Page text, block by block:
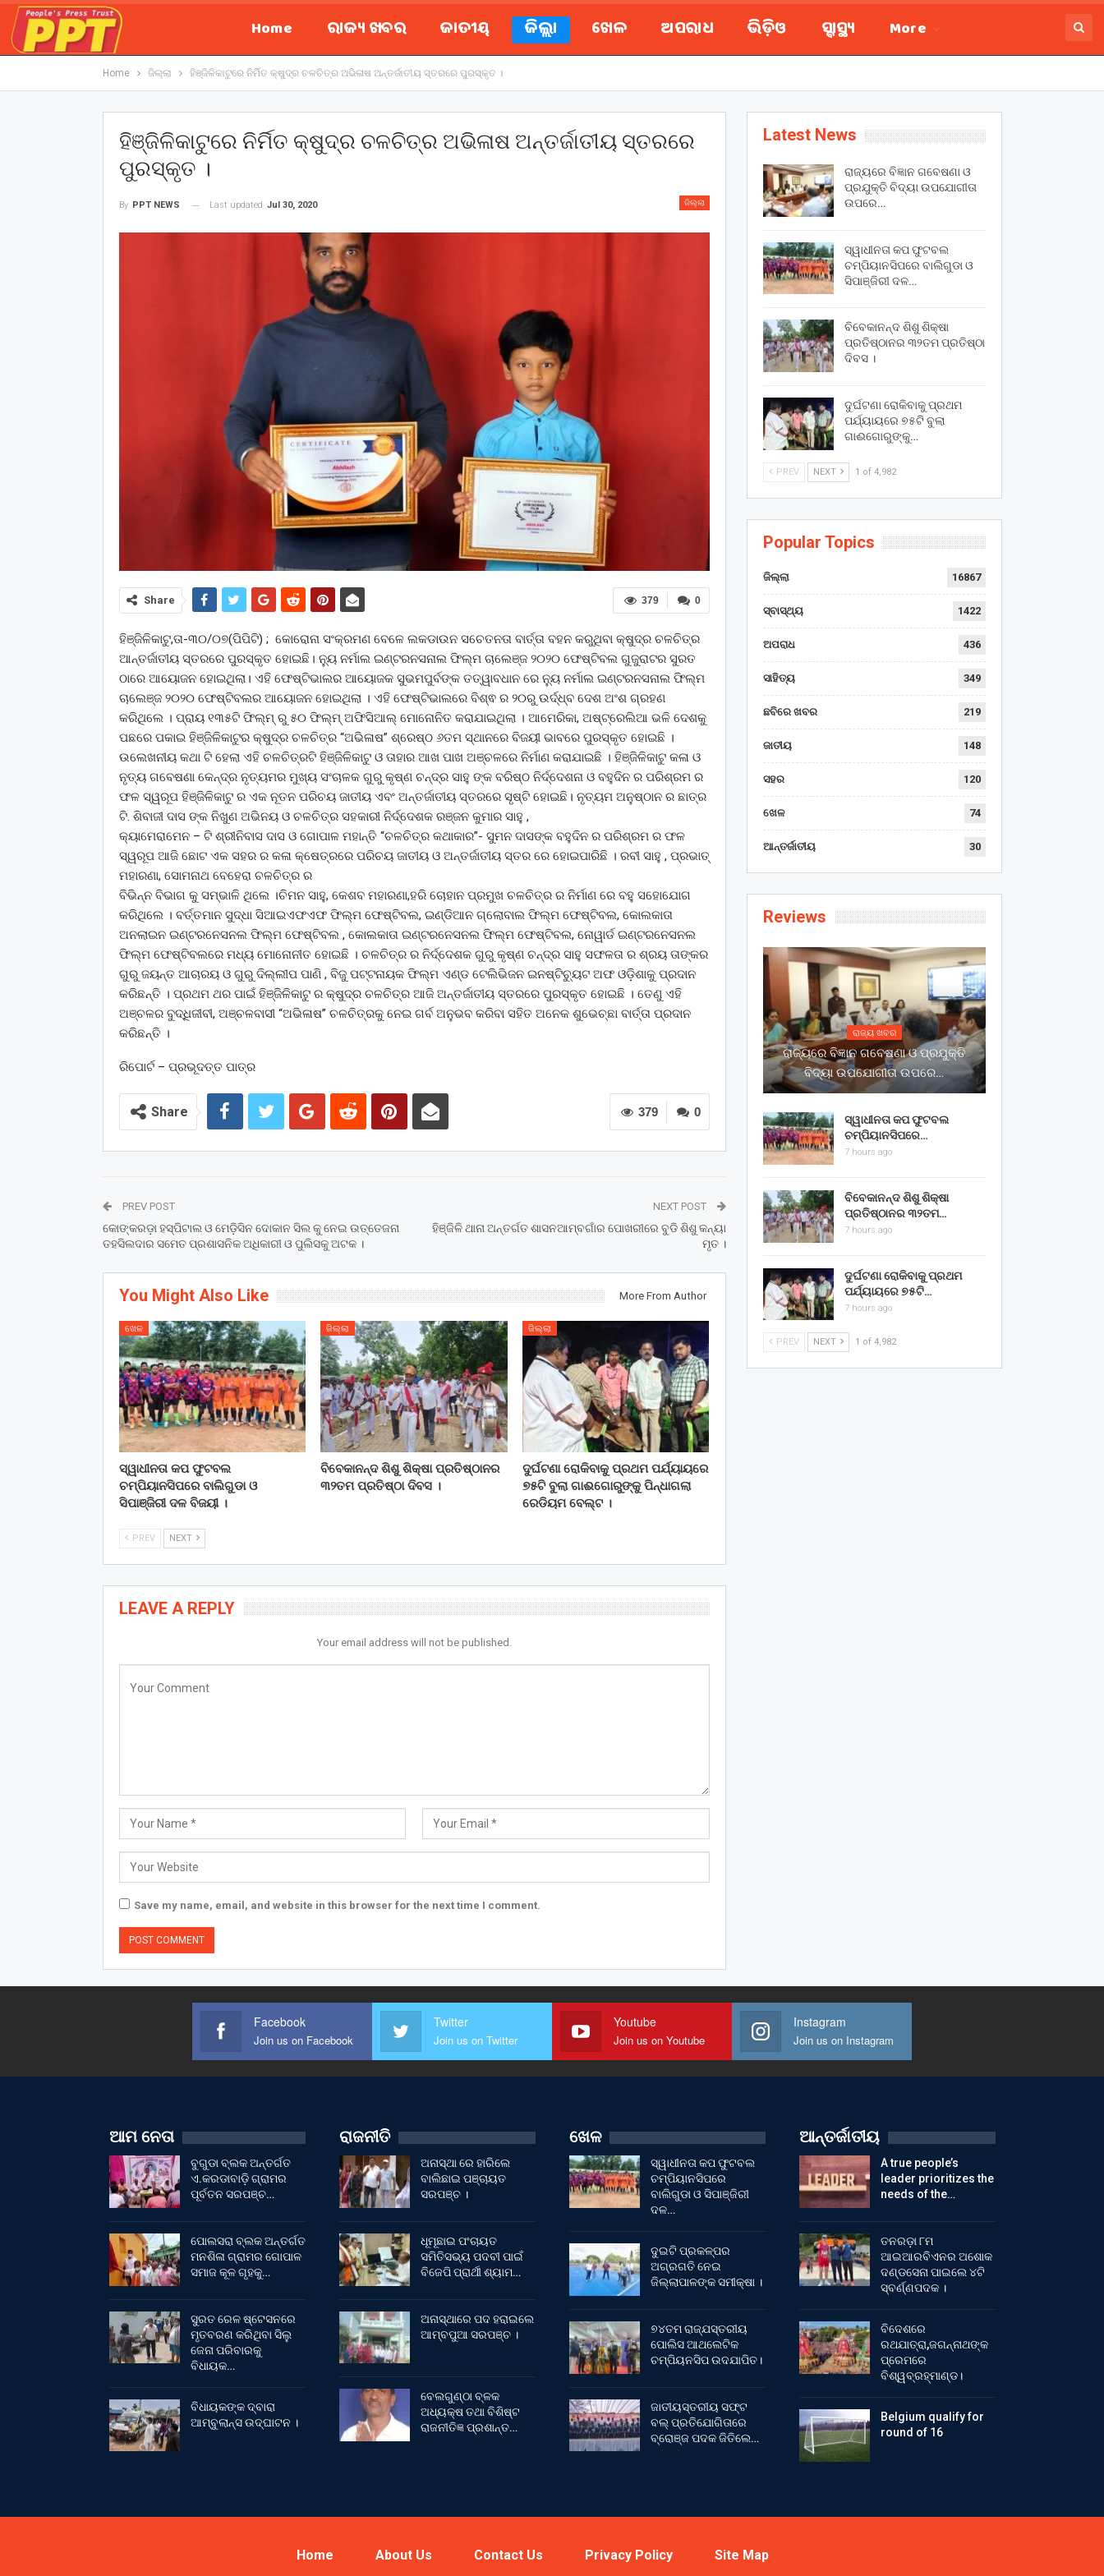
Home ରାଜ୍ୟ ଖବର ଜାତୀୟ ଜିଲ୍ଲା ଖେଳ ଅପରାଧ ଭିଡ଼ିଓ ସ୍ବାସ୍ଥ୍ୟ More
Home ଜିଲ୍ଲା ହିଞ୍ଜିଳିକାଟୁରେ ନିର୍ମିତ କ୍ଷୁଦ୍ର ଚଳଚିତ୍ର ଅଭିଳାଷ ଅନ୍ତର୍ଜାତୀୟ ସ୍ତରରେ ପୁରସ୍କୃତ ।
ହିଞ୍ଜିଳିକାଟୁରେ ନିର୍ମିତ କ୍ଷୁଦ୍ର ଚଳଚିତ୍ର ଅଭିଳାଷ ଅନ୍ତର୍ଜାତୀୟ ସ୍ତରରେ
ପୁରସ୍କୃତ ।
ଜିଲ୍ଲା
By PPT NEWS Last updated Jul 30, 2020
0
379
Share
ହିଞ୍ଜିଳିକାଟୁ,ତା-୩୦/୦୭(ପିପିଟି) ; କୋରୋନା ସଂକ୍ରମଣ ବେଳେ ଲକଡାଉନ ସଚେତନତା ବାର୍ତ୍ତା ବହନ କରୁଥିବା କ୍ଷୁଦ୍ର ଚଳଚିତ୍ର
ଆନ୍ତର୍ଜାତୀୟ ସ୍ତରରେ ପୁରସ୍କୃତ ହୋଇଛି। ନ୍ୟୁ ନର୍ମାଲ ଇଣ୍ଟରନସନାଲ ଫିଲ୍ମ ଚାଲେଞ୍ଜ ୨୦୨୦ ଫେଷ୍ଟିବଲ ଗୁଜୁରାଟର ସୁରତ
ଠାରେ ଆୟୋଜନ ହୋଇଥିଲା। ଏହି ଫେଷ୍ଟିଭାଲର ଆୟୋଜକ ସୁଭମପୁର୍ବଙ୍କ ତତ୍ୱାବଧାନ ରେ ନ୍ୟୁ ନର୍ମାଲ ଇଣ୍ଟରନସନାଲ ଫିଲ୍ମ
ଚାଲେଞ୍ଜ ୨୦୨୦ ଫେଷ୍ଟିବଲର ଆୟୋଜନ ହୋଇଥିଲା । ଏହି ଫେଷ୍ଟିଭାଲରେ ବିଶ୍ଵ ର ୨୦ରୁ ଉର୍ଦ୍ଧ୍ବ ଦେଶ ଅଂଶ ଗ୍ରହଣ
କରିଥିଲେ । ପ୍ରାୟ ୧୩୫ଟି ଫିଲ୍ମ୍ ରୁ ୫୦ ଫିଲ୍ମ୍ ଅଫିସିଆଲ୍ ମୋନୋନିତ କରାଯାଇଥିଲା । ଆମେରିକା, ଅଷ୍ଟ୍ରେଲିଆ ଭଳି ଦେଶକୁ
ପଛରେ ପକାଇ ହିଞ୍ଜିଳିକାଟୁର କ୍ଷୁଦ୍ର ଚଳଚିତ୍ର “ଅଭିଳାଷ” ଶ୍ରେଷ୍ଠ ୬ତମ ସ୍ଥାନରେ ବିଜୟୀ ଭାବରେ ପୁରସ୍କୃତ ହୋଇଛି ।
ଉଲେଖନୀୟ କଥା ଟି ହେଲା ଏହି ଚଳଚିତ୍ରଟି ହିଞ୍ଜିଳିକାଟୁ ଓ ତାହାର ଆଖ ପାଖ ଅଞ୍ଚଳରେ ନିର୍ମାଣ କରାଯାଇଛି । ହିଞ୍ଜିଳିକାଟୁ କଳା ଓ
ନୃତ୍ୟ ଗବେଷଣା କେନ୍ଦ୍ର ନୃତ୍ୟମର ମୁଖ୍ୟ ସଂଚାଳକ ଗୁରୁ କୃଷ୍ଣ ଚନ୍ଦ୍ର ସାହୁ ଙ୍କ ବରିଷ୍ଠ ନିର୍ଦ୍ଦେଶନା ଓ ବହୁଦିନ ର ପରିଶ୍ରମ ର
ଫଳ ସ୍ୱରୂପ ହିଞ୍ଜିଳିକାଟୁ ର ଏକ ନୂତନ ପରିଚୟ ଜାତୀୟ ଏବଂ ଅନ୍ତର୍ଜାତୀୟ ସ୍ତରରେ ସୃଷ୍ଟି ହୋଇଛି। ନୃତ୍ୟମ ଅନୁଷ୍ଠାନ ର ଛାତ୍ର
ଟି. ଶିବାଜୀ ଦାସ ଙ୍କ ନିଖୁଣ ଅଭିନୟ ଓ ଚଳଚିତ୍ର ସହକାରୀ ନିର୍ଦ୍ଦେଶକ ରଞ୍ଜନ କୁମାର ସାହୁ ,
କ୍ୟାମେରାମେନ – ଟି ଶ୍ରୀନିବାସ ଦାସ ଓ ଗୋପାଳ ମହାନ୍ତି “ଚଳଚିତ୍ର କଥାକାର”- ସୁମନ ଦାସଙ୍କ ବହୁଦିନ ର ପରିଶ୍ରମ ର ଫଳ
ସ୍ୱରୂପ ଆଜି ଛୋଟ ଏକ ସହର ର କଳା କ୍ଷେତ୍ରରେ ପରିଚୟ ଜାତୀୟ ଓ ଅନ୍ତର୍ଜାତୀୟ ସ୍ତର ରେ ହୋଇପାରିଛି । ରବୀ ସାହୁ , ପ୍ରଭାତ୍
ମହାରଣା, ସୋମନାଥ ବେହେରା ଚଳଚିତ୍ର ର
ବିଭିନ୍ନ ବିଭାଗ କୁ ସମ୍ଭାଳି ଥିଲେ ।ଚିମନ ସାହୁ, କେଶବ ମହାରଣା,ହରି ଚୋହାନ ପ୍ରମୁଖ ଚଳଚିତ୍ର ର ନିର୍ମାଣ ରେ ବହୁ ସହୋଯୋଗ
କରିଥିଲେ । ବର୍ତ୍ତମାନ ସୁଦ୍ଧା ସିଆଇଏଫଏଫ ଫିଲ୍ମ ଫେଷ୍ଟିବଲ, ଇଣ୍ଡିଆନ ଗ୍ଲୋବାଲ ଫିଲ୍ମ ଫେଷ୍ଟିବଲ, କୋଲକାତା
ଅନଲାଇନ ଇଣ୍ଟରନେସନଲ ଫିଲ୍ମ ଫେଷ୍ଟିବଲ , କୋଲକାତା ଇଣ୍ଟରନେସନଲ ଫିଲ୍ମ ଫେଷ୍ଟିବଲ, ନୋୱାର୍ଡ ଇଣ୍ଟରନେସନଲ
ଫିଲ୍ମ ଫେଷ୍ଟିବଲରେ ମଧ୍ୟ ମୋନୋନୀତ ହୋଇଛି । ଚଳଚିତ୍ର ର ନିର୍ଦ୍ଦେଶକ ଗୁରୁ କୃଷ୍ଣ ଚନ୍ଦ୍ର ସାହୁ ସଫଳତା ର ଶ୍ରୟ ତାଙ୍କର
ଗୁରୁ ଜୟନ୍ତ ଆଚାରୟ ଓ ଗୁରୁ ଦିଲ୍ଲୀପ ପାଣି , ବିଜୁ ପଟ୍ଟନାୟକ ଫିଲ୍ମ ଏଣ୍ଡ ଟେଲିଭିଜନ ଇନଷ୍ଟିଚ୍ୟୁଟ ଅଫ ଓଡ଼ିଶାକୁ ପ୍ରଦାନ
କରିଛନ୍ତି । ପ୍ରଥମ ଥର ପାଇଁ ହିଞ୍ଜିଳିକାଟୁ ର କ୍ଷୁଦ୍ର ଚଳଚିତ୍ର ଆଜି ଅନ୍ତର୍ଜାତୀୟ ସ୍ତରରେ ପୁରସ୍କୃତ ହୋଇଛି । ତେଣୁ ଏହି
ଅଞ୍ଚଳର ବୁଦ୍ଧିଜୀବୀ, ଅଞ୍ଚଳବାସୀ “ଅଭିଳାଷ” ଚଳଚିତ୍ରକୁ ନେଇ ଗର୍ବ ଅନୁଭବ କରିବା ସହିତ ଅନେକ ଶୁଭେଚ୍ଛା ବାର୍ତ୍ତା ପ୍ରଦାନ
କରିଛନ୍ତି ।
ରିପୋର୍ଟ – ପ୍ରଭୂଦତ୍ତ ପାତ୍ର
0
379
Share
PREV POST
କୋଙ୍କରଡ଼ା ହସ୍ପିଟାଲ ଓ ମେଡ଼ିସିନ ଦୋକାନ ସିଲ କୁ ନେଇ ଉତ୍ତେଜନା
ତହସିଲଦାର ସମେତ ପ୍ରଶାସନିକ ଅଧିକାରୀ ଓ ପୁଲିସକୁ ଅଟକ ।
NEXT POST
ହିଞ୍ଜିଳି ଥାନା ଅନ୍ତର୍ଗତ ଶାସନଆମ୍ବଗାଁର ପୋଖରୀରେ ବୁଡି ଶିଶୁ କନ୍ୟା
ମୃତ ।
You Might Also Like More From Author
ଖେଳ
ସ୍ୱାଧୀନତା କପ ଫୁଟବଲ
ଚମ୍ପିୟାନସିପରେ ବାଲିଗୁଡା ଓ
ସିପାଞ୍ଜିରୀ ଦଳ ବିଜୟୀ ।
ଜିଲ୍ଲା
ବିବେକାନନ୍ଦ ଶିଶୁ ଶିକ୍ଷା ପ୍ରତିଷ୍ଠାନର
୩୨ତମ ପ୍ରତିଷ୍ଠା ଦିବସ ।
ଜିଲ୍ଲା
ଦୁର୍ଘଟଣା ରୋକିବାକୁ ପ୍ରଥମ ପର୍ଯ୍ୟାୟରେ
୭୫ଟି ବୁଲା ଗାଈଗୋରୁଙ୍କୁ ପିନ୍ଧାଗଲା
ରେଡିୟମ ବେଲ୍ଟ ।
PREV NEXT
LEAVE A REPLY
Your email address will not be published.
Save my name, email, and website in this browser for the next time I comment.
Latest News
ରାଜ୍ୟରେ ବିଜ୍ଞାନ ଗବେଷଣା ଓ
ପ୍ରଯୁକ୍ତି ବିଦ୍ୟା ଉପଯୋଗୀତା
ଉପରେ…
ସ୍ୱାଧୀନତା କପ ଫୁଟବଲ
ଚମ୍ପିୟାନସିପରେ ବାଲିଗୁଡା ଓ
ସିପାଞ୍ଜିରୀ ଦଳ…
ବିବେକାନନ୍ଦ ଶିଶୁ ଶିକ୍ଷା
ପ୍ରତିଷ୍ଠାନର ୩୨ତମ ପ୍ରତିଷ୍ଠା
ଦିବସ ।
ଦୁର୍ଘଟଣା ରୋକିବାକୁ ପ୍ରଥମ
ପର୍ଯ୍ୟାୟରେ ୭୫ଟି ବୁଲା
ଗାଈଗୋରୁଙ୍କୁ…
PREV NEXT 1 of 4,982
Popular Topics
ଜିଲ୍ଲା 16867
ସ୍ବାସ୍ଥ୍ୟ 1422
ଅପରାଧ 436
ସାହିତ୍ୟ 349
ଛବିରେ ଖବର 219
ଜାତୀୟ 148
ସହର 120
ଖେଳ 74
ଆନ୍ତର୍ଜାତୀୟ 30
Reviews
ରାଜ୍ୟ ଖବର
ରାଜ୍ୟରେ ବିଜ୍ଞାନ ଗବେଷଣା ଓ ପ୍ରଯୁକ୍ତି
ବିଦ୍ୟା ଉପଯୋଗୀତା ଉପରେ…
ସ୍ୱାଧୀନତା କପ ଫୁଟବଲ
ଚମ୍ପିୟାନସିପରେ…
7 hours ago
ବିବେକାନନ୍ଦ ଶିଶୁ ଶିକ୍ଷା
ପ୍ରତିଷ୍ଠାନର ୩୨ତମ…
7 hours ago
ଦୁର୍ଘଟଣା ରୋକିବାକୁ ପ୍ରଥମ
ପର୍ଯ୍ୟାୟରେ ୭୫ଟି…
7 hours ago
PREV NEXT 1 of 4,982
Facebook
Join us on Facebook
Twitter
Join us on Twitter
Youtube
Join us on Youtube
Instagram
Join us on Instagram
ଆମ ନେତା
ବୁଗୁଡା ବ୍ଲକ ଅନ୍ତର୍ଗତ
ଏ.କରଡାବାଡ଼ି ଗ୍ରାମର
ପୂର୍ବତନ ସରପଞ୍ଚ…
ପୋଲସରା ବ୍ଲକ ଅନ୍ତର୍ଗତ
ମନଶିଳା ଗ୍ରାମର ଗୋପାଳ
ସମାଜ କୂଳ ଗୃହକୁ…
ସୁରତ ରେଳ ଷ୍ଟେସନରେ
ମୃତବରଣ କରିଥିବା ସିଲୁ
ଜେନା ପରିବାରକୁ
ବିଧାୟକ…
ବିଧାୟକଙ୍କ ଦ୍ବାରା
ଆମ୍ବୁଲାନ୍ସ ଉଦ୍‌ଘାଟନ ।
ରାଜନୀତି
ଅନାସ୍ଥା ରେ ହାରିଲେ
ବାଲିଛାଇ ପଞ୍ଚାୟତ
ସରପଞ୍ଚ ।
ଧୂମୂଛାଇ ପଂଚାୟତ
ସମିତିସଭ୍ୟ ପଦବୀ ପାଇଁ
ବିଜେପି ପ୍ରାର୍ଥୀ ଶ୍ୟାମ…
ଅନାସ୍ଥାରେ ପଦ ହରାଇଲେ
ଆମ୍ବପୁଆ ସରପଞ୍ଚ ।
ବେଲଗୁଣ୍ଠା ବ୍ଳକ
ଅଧ୍ୟକ୍ଷ ତଥା ବିଶିଷ୍ଟ
ରାଜନୀତିଜ୍ଞ ପ୍ରଶାନ୍ତ…
ଖେଳ
ସ୍ୱାଧୀନତା କପ ଫୁଟବଲ
ଚମ୍ପିୟାନସିପରେ
ବାଲିଗୁଡା ଓ ସିପାଞ୍ଜିରୀ
ଦଳ…
ଦୁଇଟି ପ୍ରକଳ୍ପର
ଅଗ୍ରଗତି ନେଇ
ଜିଲ୍ଲାପାଳଙ୍କ ସମୀକ୍ଷା ।
୭୪ତମ ରାଜ୍ଯସ୍ତରୀୟ
ପୋଲିସ ଆଥଲେଟିକ
ଚମ୍ପିୟନସିପ ଉଦଯାପିତ।
ଜାତୀୟସ୍ତରୀୟ ସଫ୍ଟ
ବଲ୍ ପ୍ରତିଯୋଗିତାରେ
ବ୍ରୋଞ୍ଜ ପଦକ ଜିତିଲେ…
ଆନ୍ତର୍ଜାତୀୟ
A true people’s
leader prioritizes the
needs of the…
ତନରଡ଼ା ୮ମ
ଆଇଆରବିଏନର ଅଶୋକ
ଦଣ୍ଡସେନା ପାଇଲେ ୪ଟି
ସ୍ବର୍ଣ୍ଣପଦକ ।
ବିଦେଶରେ
ରଥଯାତ୍ରା,ଜଗନ୍ନାଥଙ୍କ
ପ୍ରେମରେ
ବିଶ୍ୱବ୍ରହ୍ମାଣ୍ଡ।
Belgium qualify for
round of 16
Home About Us Contact Us Privacy Policy Site Map